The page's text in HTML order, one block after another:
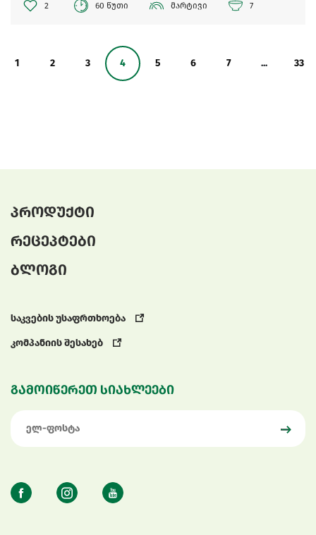
2 60 წუთი მარტივი 7
1 2 3 4 5 6 7 ... 33
პროდუქტი
რეცეპტები
ბლოგი
საკვების უსაფრთხოება
კომპანიის შესახებ
გამოიწერეთ სიახლეები